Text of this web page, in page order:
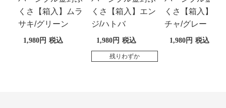
くさ【箱入】ムラ
サキ/グリーン
1,980 税込
くさ【箱入】エン
ジ/ハトバ
1,980 税込
残りわずか
くさ【箱入】キ
チャ/グレー
1,980 税込